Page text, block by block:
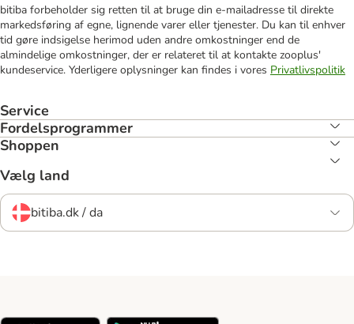
bitiba forbeholder sig retten til at bruge din e-mailadresse til direkte
markedsføring af egne, lignende varer eller tjenester. Du kan til enhver
tid gøre indsigelse herimod uden andre omkostninger end de
almindelige omkostninger, der er relateret til at kontakte zooplus'
kundeservice. Yderligere oplysninger kan findes i vores Privatlivspolitik
Service
Fordelsprogrammer
Shoppen
Vælg land
bitiba.dk / da